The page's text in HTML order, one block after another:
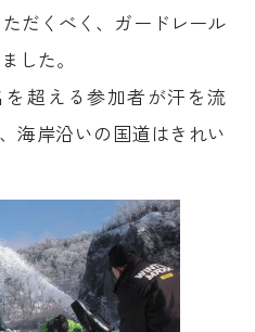
だくべく、ガードレール
した。
超える参加者が汗を流
海岸沿いの国道はきれい